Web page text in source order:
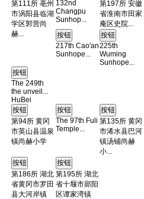
第111所 亳州
市涡阳县临湖
学区郭营尚
赫...
132nd
Changpu
Sunhop...
第197所 安徽
省淮南市田家
庵区史院...
217th Cao'an
Sunhope...
225th
Wuming
Sunhope...
The 249th
the unveil...
HuBei
第94所 黄冈
市英山县温泉
镇尚赫小学
The 97th Fuli
Temple...
第135所 黄冈
市浠水县巴河
镇汤铺尚赫
小...
第186所 湖北
省黄冈市罗田
县大河岸镇
第195所 湖北
省十堰市郧阳
区谭家湾镇